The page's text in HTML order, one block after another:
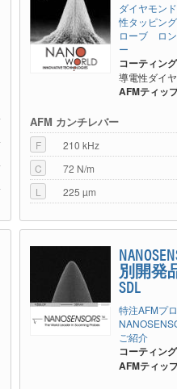
ダイヤモン
性タッピン
ローブ ロ
ー
コーティン
導電性ダイ
AFMティッ
AFM カンチレバー
F
210 kHz
C
72 N/m
L
225 µm
別開発
SDL
特注AFMプ
ご紹介
コーティン
AFMティッ